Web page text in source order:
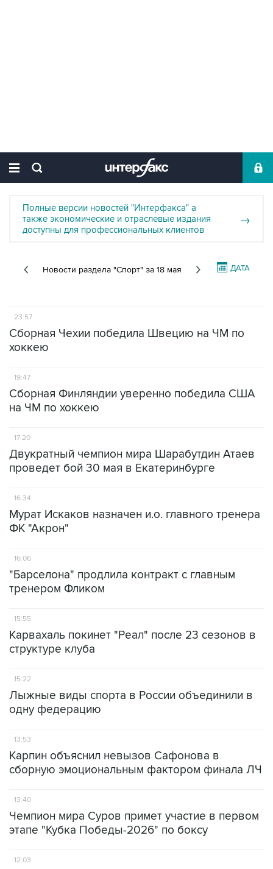
Полные версии новостей "Интерфакса" а
также экономические и отраслевые издания
доступны для профессиональных клиентов
→
Новости раздела "Спорт" за 18 мая ДАТА
23:57
Сборная Чехии победила Швецию на ЧМ по
хоккею
19:47
Сборная Финляндии уверенно победила США
на ЧМ по хоккею
17:20
Двукратный чемпион мира Шарабутдин Атаев
проведет бой 30 мая в Екатеринбурге
16:34
Мурат Искаков назначен и.о. главного тренера
ФК "Акрoн"
16:06
"Барселона" продлила контракт с главным
тренером Фликом
15:55
Карвахаль покинет "Реал" после 23 сезонов в
структуре клуба
15:22
Лыжные виды спорта в России объединили в
одну федерацию
13:53
Карпин объяснил невызов Сафонова в
сборную эмоциональным фактором финала ЛЧ
13:40
Чемпион мира Суров примет участие в первом
этапе "Кубка Победы-2026" по боксу
12:03